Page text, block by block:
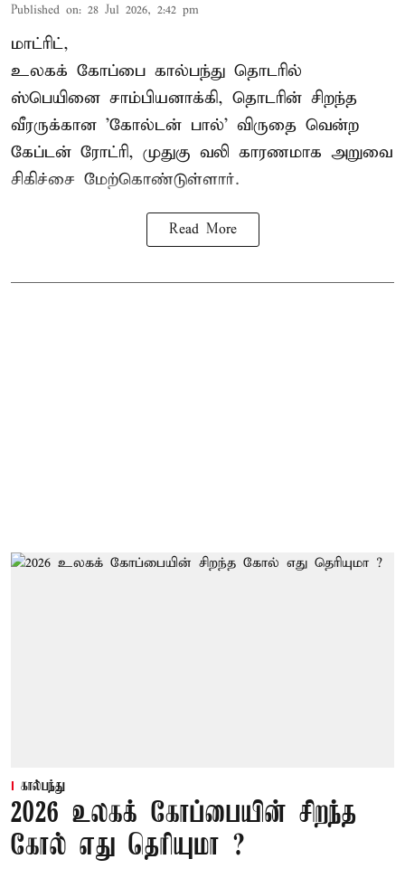
Published on: 28 Jul 2026, 2:42 pm
மாட்ரிட்,
உலகக் கோப்பை கால்பந்து தொடரில்
ஸ்பெயினை சாம்பியனாக்கி, தொடரின் சிறந்த
வீரருக்கான 'கோல்டன் பால்' விருதை வென்ற
கேப்டன் ரோட்ரி, முதுகு வலி காரணமாக அறுவை
சிகிச்சை மேற்கொண்டுள்ளார்.
Read More
கால்பந்து
2026 உலகக் கோப்பையின் சிறந்த
கோல் எது தெரியுமா ?